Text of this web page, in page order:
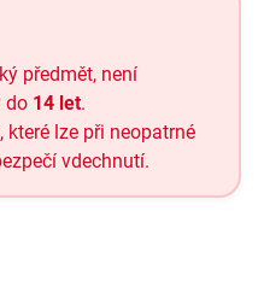
předmět, není
do 14 let.
lze při neopatrné
vdechnutí.